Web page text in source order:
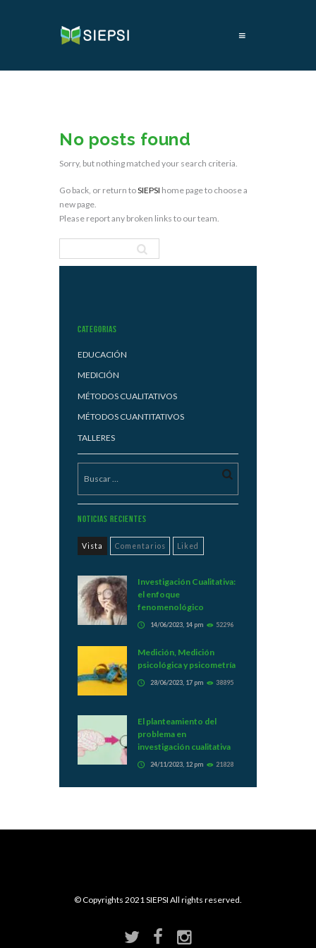
≡
No posts found
Sorry, but nothing matched your search criteria.
Go back, or return toSIEPSI home page to choose a
new page.
Please report any broken links to our team.
Categorias
EDUCACIÓN
MEDICIÓN
MÉTODOS CUALITATIVOS
MÉTODOS CUANTITATIVOS
TALLERES
Noticias Recientes
Vista Comentarios Liked
Investigación Cualitativa:
el enfoque
fenomenológico
14/06/2023, 14 pm 52296
Medición, Medición
psicológica y psicometría
28/06/2023, 17 pm 38895
El planteamiento del
problema en
investigación cualitativa
24/11/2023, 12 pm 21828
© Copyrights 2021 SIEPSI All rights reserved.